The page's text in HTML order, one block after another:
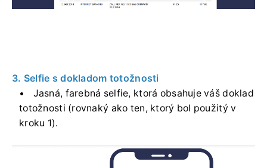
3. Selfie s dokladom totožnosti
Jasná, farebná selfie, ktorá obsahuje váš doklad
totožnosti (rovnaký ako ten, ktorý bol použitý v
kroku 1).